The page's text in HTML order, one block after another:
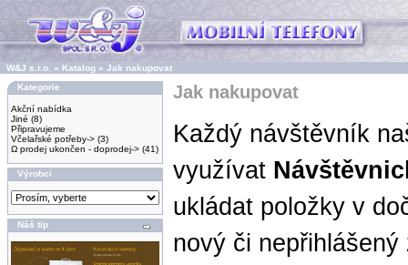
W&J s.r.o. » Katalog » Jak nakupovat
Kategorie
Akční nabídka
Jiné (8)
Připravujeme
Včelařské potřeby-> (3)
Ω prodej ukončen - doprodej-> (41)
Výrobci
Náš tip
Jak nakupovat
Každý návštěvník
využívat
ukládat položky v
nový či